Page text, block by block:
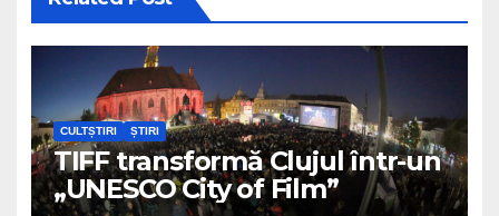
CULTȘTIRI ȘTIRI
TIFF transformă Clujul într-un
„UNESCO City of Film”